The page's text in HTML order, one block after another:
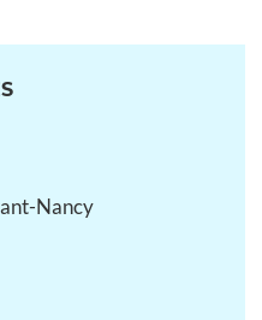
Nancy